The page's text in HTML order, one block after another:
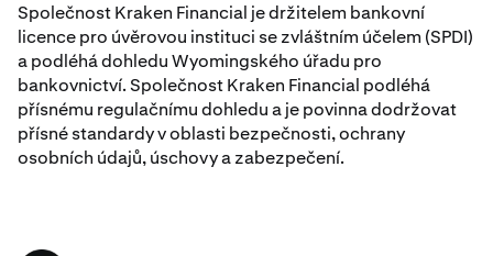
Společnost Kraken Financial je držitelem bankovní
licence pro úvěrovou instituci se zvláštním účelem (SPDI)
a podléhá dohledu Wyomingského úřadu pro
bankovnictví. Společnost Kraken Financial podléhá
přísnému regulačnímu dohledu a je povinna dodržovat
přísné standardy v oblasti bezpečnosti, ochrany
osobních údajů, úschovy a zabezpečení.